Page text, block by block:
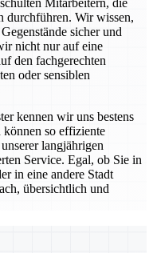
Mitarbeitern, die
durchführen. Wir wissen,
sicher und
nicht nur auf eine
den fachgerechten
oder sensiblen
kennen wir uns bestens
können so effiziente
langjährigen
Service. Egal, ob Sie in
in eine andere Stadt
übersichtlich und